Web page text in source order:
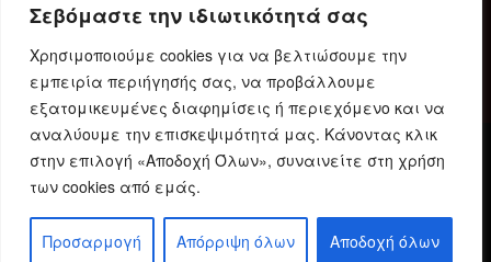
Σεβόμαστε την ιδιωτικότητά σας
Χρησιμοποιούμε cookies για να βελτιώσουμε την
εμπειρία περιήγησής σας, να προβάλλουμε
εξατομικευμένες διαφημίσεις ή περιεχόμενο και να
αναλύουμε την επισκεψιμότητά μας. Κάνοντας κλικ
στην επιλογή «Αποδοχή Όλων», συναινείτε στη χρήση
των cookies από εμάς.
Προσαρμογή Απόρριψη όλων Αποδοχή όλων
Δήλωση Συμμόρφωσης Ταυτότητα
Όροι χρήσης
Πολιτική προστασίας προσωπικών δεδομένων
Πολιτική Cookies
© 2023 Karditsain.gr